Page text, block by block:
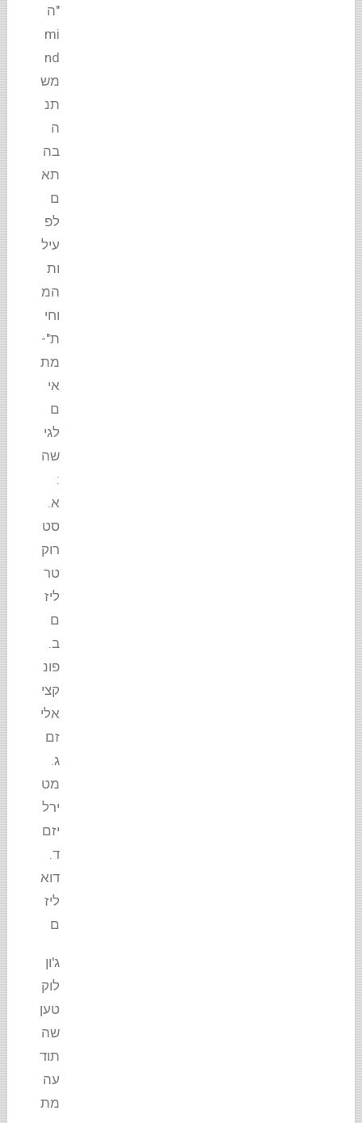
"ה
mi
nd
מש
תנ
ה
בה
תא
ם
לפ
עיל
ות
המ
וחי
ת"-
מת
אי
ם
לגי
שה
:
א.
סט
רוק
טר
ליז
ם
ב.
פונ
קצי
אלי
זם
ג.
מט
ירל
יזם
ד.
דוא
ליז
ם
ג'ון
לוק
טען
שה
תוד
עה
מת